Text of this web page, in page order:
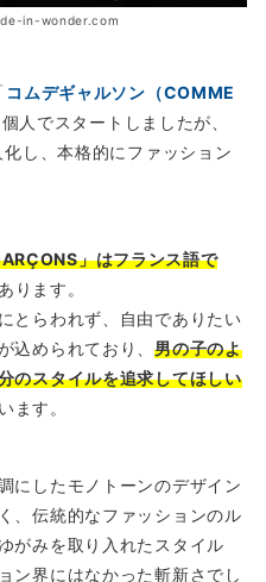
in-wonder.com
コムデギャルソン（COMME
人でスタートしましたが、
し、本格的にファッション
」はフランス語で
ります。
とらわれず、自由でありたい
込められており、男の子のよ
のスタイルを追求してほしい
ます。
にしたモノトーンのデザイン
、伝統的なファッションのル
がみを取り入れたスタイル
ン界にはなかった斬新さでし